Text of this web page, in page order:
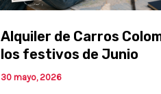
Alquiler de Carros
los festivos de Junio
30 mayo, 2026